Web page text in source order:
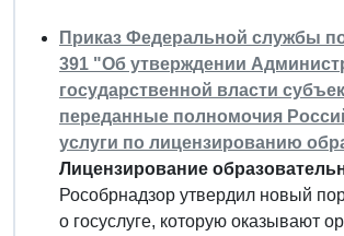
Приказ Федеральной службы
391 "Об утверждении
государственной власти
переданные полномочия
услуги по лицензированию
Лицензирование
Рособрнадзор утвердил новый
о госуслуге, которую оказывают